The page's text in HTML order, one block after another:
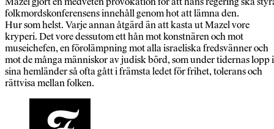
folkmordskonferensens innehåll genom hot att lämna den.
Hur som helst. Varje annan åtgärd än att kasta ut Mazel vore
kryperi. Det vore dessutom ett hån mot konstnären och mot
museichefen, en förolämpning mot alla israeliska fredsvänner och
mot de många människor av judisk börd, som under tidernas lopp i
sina hemländer så ofta gått i främsta ledet för frihet, tolerans och
rättvisa mellan folken.